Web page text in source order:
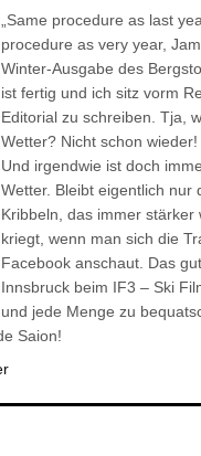
„Same procedure as last
procedure as very year,
Winter-Ausgabe des
ist fertig und ich sitz vorm
Editorial zu schreiben. Tja,
Wetter? Nicht schon
Und irgendwie ist doch
Wetter. Bleibt eigentlich nur
Kribbeln, das immer
kriegt, wenn man sich die
Facebook anschaut. Das
Innsbruck beim IF3 – Ski
und jede Menge zu
Saion!